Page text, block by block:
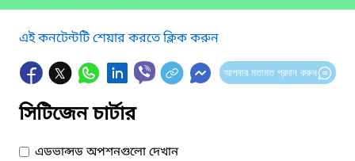
এই কনটেন্টটি শেয়ার করতে ক্লিক করুন
আপনার মতামত প্রদান করুন
সিটিজেন চার্টার
এডভান্সড অপশনগুলো দেখান